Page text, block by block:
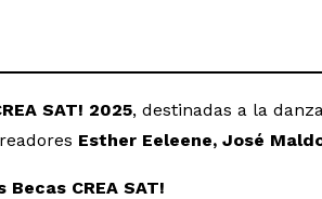
SAT! 2025, destinadas a la
Esther Eeleene, José
CREA SAT!